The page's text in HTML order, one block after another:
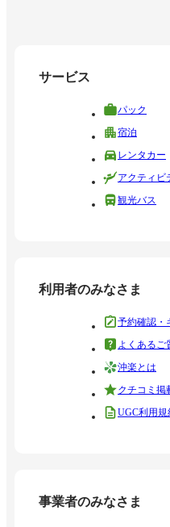
サービス
パック
宿泊
レンタカー
アクティビ
観光バス
利用者のみなさま
予約確認・
よくあるご
沖楽とは
クチコミ掲
UGC利用規
事業者のみなさま